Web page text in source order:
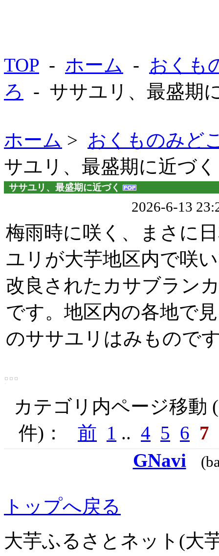
TOP - ホーム - おくも
ろ
- ササユリ、最盛期
ホーム > おくものみど
サユリ、最盛期に近づく
ササユリ、最盛期に近づく
2026-6-13
梅雨時に咲く、まさに
ユリが大芋地区内で咲
改良されたカサブラン
です。地区内の各地で
のササユリはみもので
カテゴリ内ページ移動
件)： 前 1 .. 4 5 6 7
GNavi
トップへ戻る
大芋ふるさとネット(大